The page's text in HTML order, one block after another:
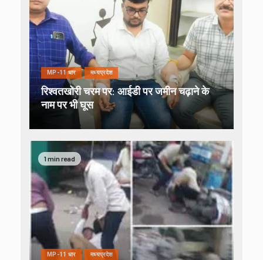
MP-11 धार मध्यप्रदेश
रिश्वतखोरी चरम पर: आईडी पर जमीन चढ़ाने के
नाम पर भी घूस
1 min read
MP-11 धार मध्यप्रदेश